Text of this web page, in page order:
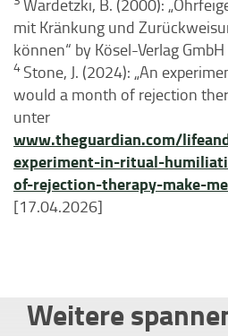
Wardetzki, B. (2000):
mit Kränkung und
können“ by Kösel-Verlag
4 Stone, J. (2024): „An
would a month of rejection
unter
www.theguardian.com/
experiment-in-ritual-
of-rejection-therapy-make-
[17.04.2026]
Weitere